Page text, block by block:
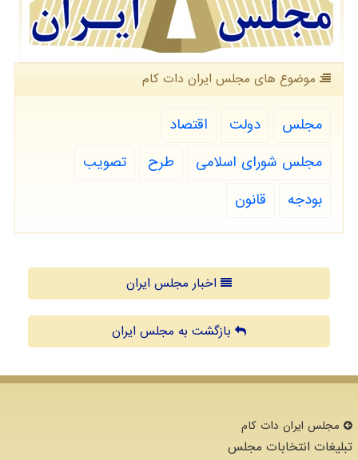
موضوع های مجلس ایران دات كام
مجلس دولت
اقتصاد
مجلس شورای اسلامی
طرح
تصویب
بودجه
قانون
اخبار مجلس ایران
بازگشت به مجلس ایران
مجلس ایران دات كام
تبلیغات انتخابات مجلس